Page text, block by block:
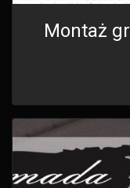
Montaż